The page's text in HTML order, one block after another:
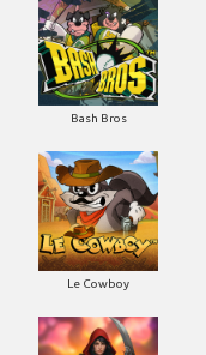
Bash Bros
Le Cowboy